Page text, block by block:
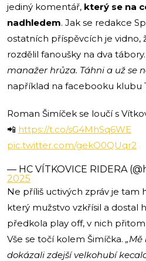
jediný komentář, který se na
nadhledem. Jak se redakce
ostatních příspěvcích je vidno,
rozdělil fanoušky na dva tábory.
manažer hrůza. Táhni a už se
například na facebooku klubu
Roman Šimíček se loučí s
📲 https://t.co/sG4MhSq6WE
pic.twitter.com/gekO0QUqr2
— HC VÍTKOVICE RIDERA
2025
Ne příliš uctivých zpráv je tam
který mužstvo vzkřísil a dostal
předkola play off, v nich
Vše se točí kolem Šimíčka.
dokázali zdejší velkohubí